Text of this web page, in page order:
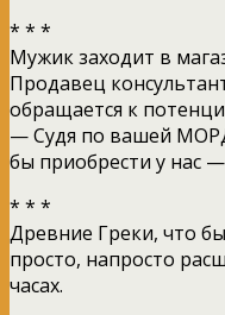
* * *
Мужик заходит в
Продавец
обращается к
— Судя по вашей
бы приобрести у нас
* * *
Древние Греки, что
просто, напросто
часах.